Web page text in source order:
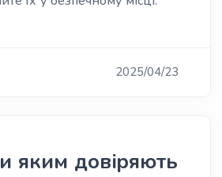
2025/04/23
яким довіряють